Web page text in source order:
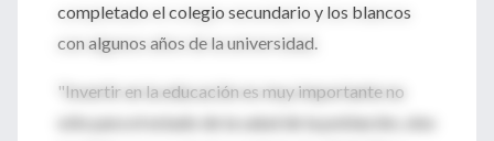
completado el colegio secundario y los blancos
con algunos años de la universidad.
"Invertir en la educación es muy importante no
sólo para el estado de la salud de la población, sino